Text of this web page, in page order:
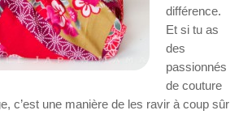
différence.
Et si tu as
des
passionnés
de couture
c’est une manière de les ravir à coup sûr